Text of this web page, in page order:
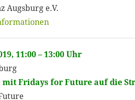
Augsburg e.V.
11:00 – 13:00 Uhr
Fridays for Future auf die